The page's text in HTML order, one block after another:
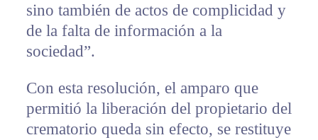
sino también de actos de complicidad y
de la falta de información a la
sociedad”.
Con esta resolución, el amparo que
permitió la liberación del propietario del
crematorio queda sin efecto, se restituye